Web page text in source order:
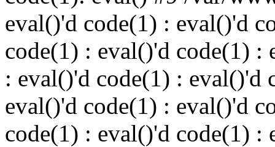
eval()'d code(1) : eval()'d
code(1) : eval()'d code(1) :
: eval()'d code(1) : eval()'d
eval()'d code(1) : eval()'d
code(1) : eval()'d code(1) :